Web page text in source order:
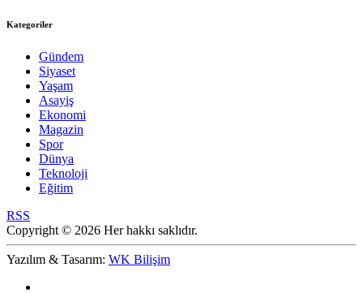
Kategoriler
Gündem
Siyaset
Yaşam
Asayiş
Ekonomi
Magazin
Spor
Dünya
Teknoloji
Eğitim
RSS
Copyright © 2026 Her hakkı saklıdır.
Yazılım & Tasarım: WK Bilişim